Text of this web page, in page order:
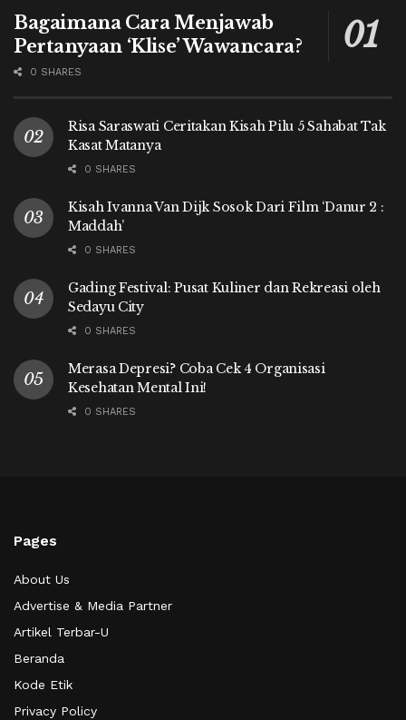
Bagaimana Cara Menjawab
Pertanyaan ‘Klise’ Wawancara?
0 SHARES
Risa Saraswati Ceritakan Kisah Pilu 5 Sahabat Tak
Kasat Matanya
0 SHARES
Kisah Ivanna Van Dijk Sosok Dari Film ‘Danur 2 :
Maddah’
0 SHARES
Gading Festival: Pusat Kuliner dan Rekreasi oleh
Sedayu City
0 SHARES
Merasa Depresi? Coba Cek 4 Organisasi
Kesehatan Mental Ini!
0 SHARES
Pages
About Us
Advertise & Media Partner
Artikel Terbar-U
Beranda
Kode Etik
Privacy Policy